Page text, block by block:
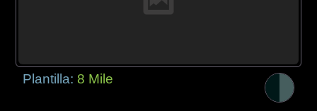
Plantilla:8 Mile